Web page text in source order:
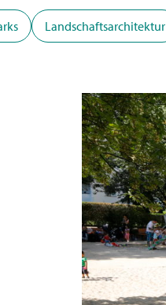
Landschaftsarchitektur